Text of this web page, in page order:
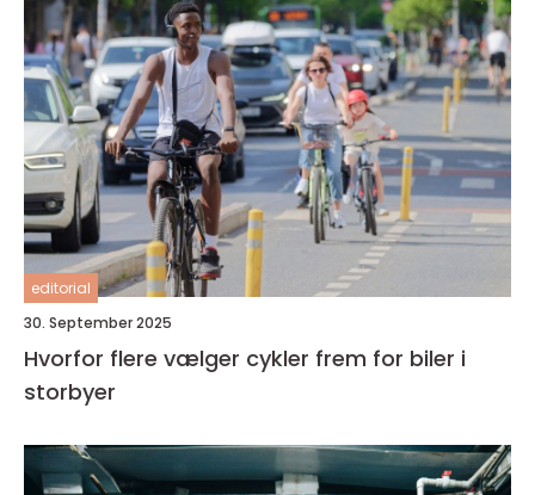
editorial
30. September 2025
Hvorfor flere vælger cykler frem for biler i
storbyer